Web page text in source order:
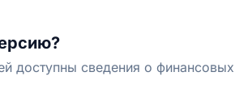
доступны сведения о